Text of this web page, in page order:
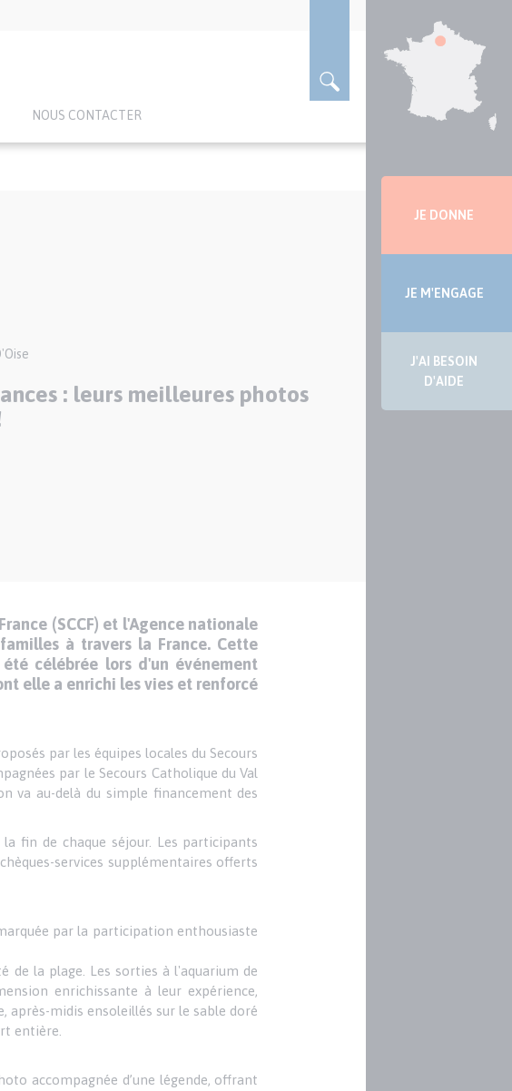
NOUS CONTACTER
: leurs meilleures photos
(SCCF) et l'Agence nationale
à travers la France. Cette
célébrée lors d'un événement
elle a enrichi les vies et renforcé
par les équipes locales du Secours
par le Secours Catholique du Val
va au-delà du simple financement des
fin de chaque séjour. Les participants
services supplémentaires offerts
par la participation enthousiaste
de la plage. Les sorties à l'aquarium de
enrichissante à leur expérience,
après-midis ensoleillés sur le sable doré
entière.
accompagnée d’une légende, offrant
latéraleJE DONNE
JE M'ENGAGE
J'AI BESOIN
D'AIDE